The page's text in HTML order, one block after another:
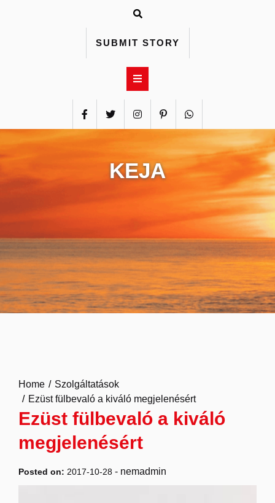
SUBMIT STORY
KEJA
Home
Szolgáltatások
Ezüst fülbevaló a kiváló megjelenésért
Ezüst fülbevaló a kiváló
megjelenésért
Posted on: 2017-10-28 - nemadmin